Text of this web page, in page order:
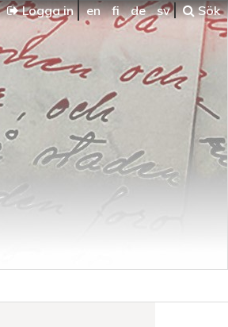
Logga in en fi de sv Sök